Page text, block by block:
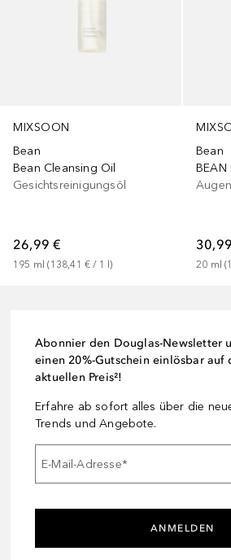
MIXSOON
Bean
Bean Cleansing Oil
Gesichtsreinigungsöl
26,99 €
195 ml (138,41 € / 1 l)
Bean
BEAN
20 ml (
Abonnier den Douglas-Newsletter
einen 20%-Gutschein einlösbar auf
aktuellen Preis²!
Erfahre ab sofort alles über die
Trends und Angebote.
E-Mail-Adresse*
ANMELDEN